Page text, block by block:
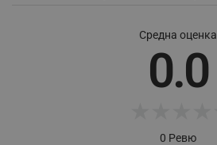
Средна оценка
0.0
0 Ревю
_sgf_delayed_actions,